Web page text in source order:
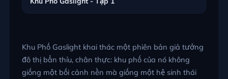
Khu Phố Gaslight khai thác một phiên bản giả tưởng
đô thị bẩn thỉu, chân thực: khu phố của nó không
giống một bối cảnh nền mà giống một hệ sinh thái